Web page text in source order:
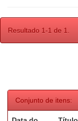
Resultado 1-1 de 1.
Conjunto de itens: